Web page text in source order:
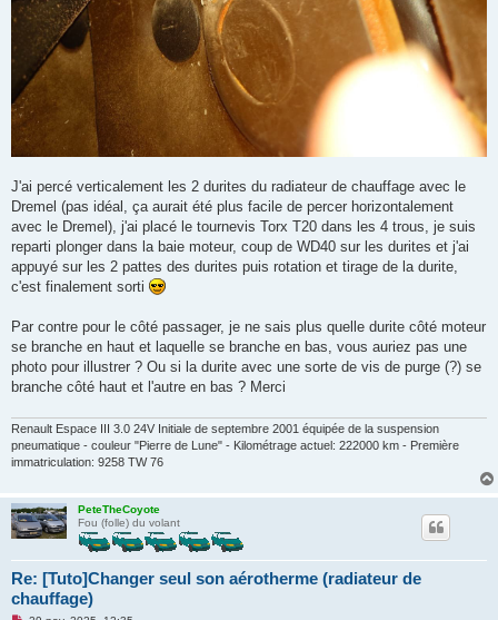
J'ai percé verticalement les 2 durites du radiateur de chauffage avec le
Dremel (pas idéal, ça aurait été plus facile de percer horizontalement
avec le Dremel), j'ai placé le tournevis Torx T20 dans les 4 trous, je suis
reparti plonger dans la baie moteur, coup de WD40 sur les durites et j'ai
appuyé sur les 2 pattes des durites puis rotation et tirage de la durite,
c'est finalement sorti
Par contre pour le côté passager, je ne sais plus quelle durite côté moteur
se branche en haut et laquelle se branche en bas, vous auriez pas une
photo pour illustrer ? Ou si la durite avec une sorte de vis de purge (?) se
branche côté haut et l'autre en bas ? Merci
Renault Espace III 3.0 24V Initiale de septembre 2001 équipée de la suspension
pneumatique - couleur "Pierre de Lune" - Kilométrage actuel: 222000 km - Première
immatriculation: 9258 TW 76
PeteTheCoyote
Fou (folle) du volant
Re: [Tuto]Changer seul son aérotherme (radiateur de
chauffage)